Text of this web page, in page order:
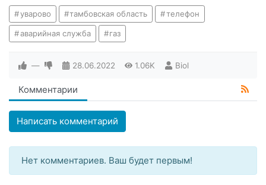
уварово тамбовская область телефон
аварийная служба газ
— 28.06.2022 1.06K Biol
Комментарии
Написать комментарий
Нет комментариев. Ваш будет первым!